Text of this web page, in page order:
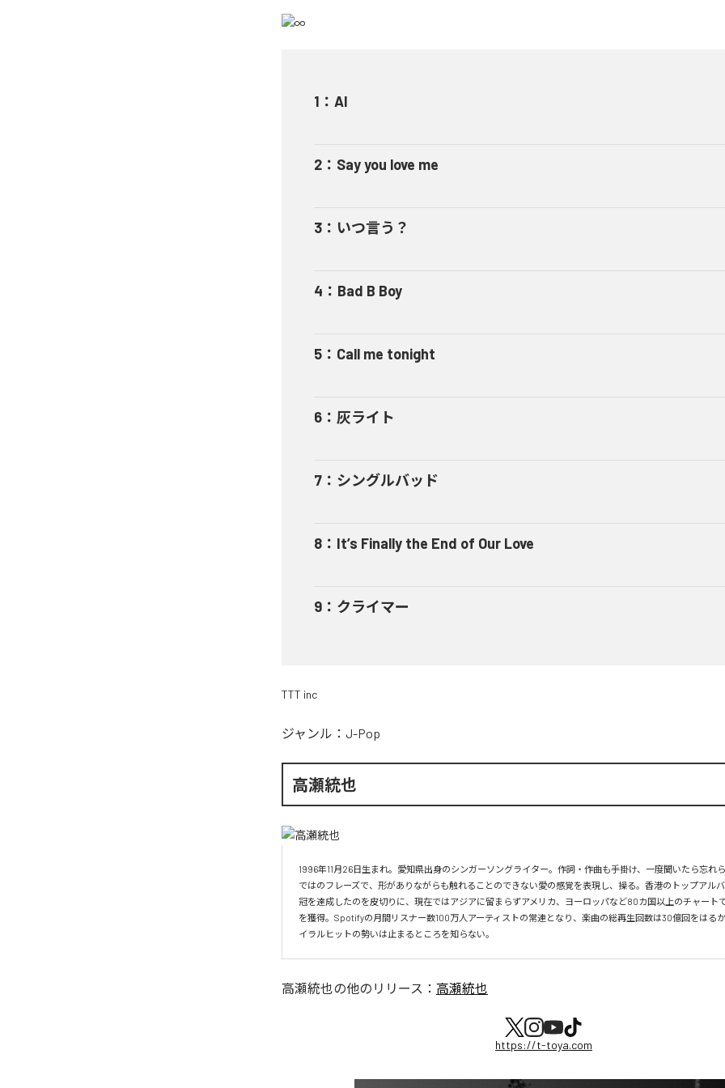
1 ： AI
2 ： Say you love me
3 ： いつ言う？
4 ： Bad B Boy
5 ： Call me tonight
6 ： 灰ライト
7 ： シングルバッド
8 ： It’s Finally the End of Our Love
9 ： クライマー
TTT inc
ジャンル： J-Pop
高瀬統也
1996年11月26日生まれ。愛知県出身のシンガーソングライター。作詞・作曲も手掛け、一度聞いたら忘れ
ではのフレーズで、形がありながらも触れることのできない愛の感覚を表現し、操る。香港のトップアル
冠を達成したのを皮切りに、現在ではアジアに留まらずアメリカ、ヨーロッパなど80カ国以上のチャート
を獲得。Spotifyの月間リスナー数100万人アーティストの常連となり、楽曲の総再生回数は30億回をはる
イラルヒットの勢いは止まるところを知らない。
高瀬統也の他のリリース： 高瀬統也
https://t-toya.com